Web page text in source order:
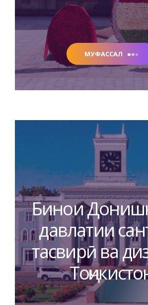
МУФАССАЛ
Бинои
давлатии
тасвирӣ ва